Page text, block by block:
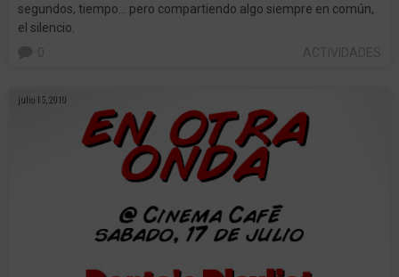
segundos, tiempo… pero compartiendo algo siempre en común,
el silencio.
julio 15, 2010